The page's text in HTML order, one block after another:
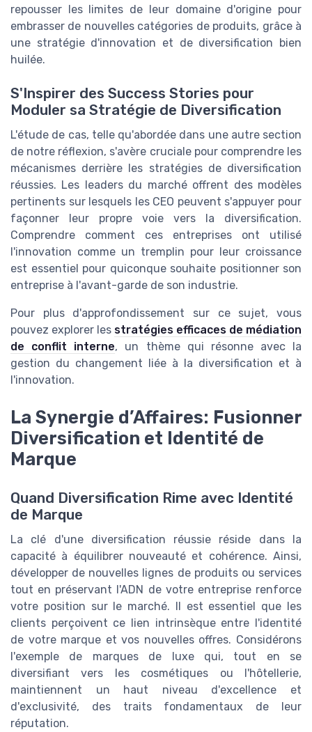
repousser les limites de leur domaine d'origine pour
embrasser de nouvelles catégories de produits, grâce à
une stratégie d'innovation et de diversification bien
huilée.
S'Inspirer des Success Stories pour
Moduler sa Stratégie de Diversification
L'étude de cas, telle qu'abordée dans une autre section
de notre réflexion, s'avère cruciale pour comprendre les
mécanismes derrière les stratégies de diversification
réussies. Les leaders du marché offrent des modèles
pertinents sur lesquels les CEO peuvent s'appuyer pour
façonner leur propre voie vers la diversification.
Comprendre comment ces entreprises ont utilisé
l'innovation comme un tremplin pour leur croissance
est essentiel pour quiconque souhaite positionner son
entreprise à l'avant-garde de son industrie.
Pour plus d'approfondissement sur ce sujet, vous
pouvez explorer les stratégies efficaces de médiation
de conflit interne, un thème qui résonne avec la
gestion du changement liée à la diversification et à
l'innovation.
La Synergie d’Affaires: Fusionner
Diversification et Identité de
Marque
Quand Diversification Rime avec Identité
de Marque
La clé d'une diversification réussie réside dans la
capacité à équilibrer nouveauté et cohérence. Ainsi,
développer de nouvelles lignes de produits ou services
tout en préservant l'ADN de votre entreprise renforce
votre position sur le marché. Il est essentiel que les
clients perçoivent ce lien intrinsèque entre l'identité
de votre marque et vos nouvelles offres. Considérons
l'exemple de marques de luxe qui, tout en se
diversifiant vers les cosmétiques ou l'hôtellerie,
maintiennent un haut niveau d'excellence et
d'exclusivité, des traits fondamentaux de leur
réputation.